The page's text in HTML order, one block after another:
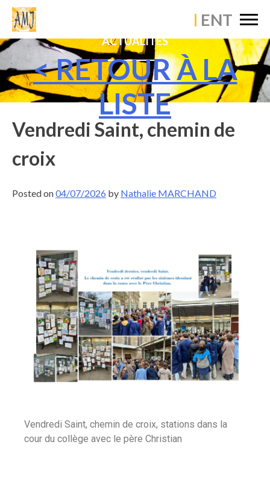
ACTUALITÉS
< RETOUR À LA
LISTE
×
ÉTABLISSEMENT
VIE PASTORALE
VIE PÉDAGOGIQUE
VIE SCOLAIRE
CONTACT
Vendredi Saint, chemin de
croix
Posted on04/07/2026 by Nathalie MARCHAND
Vendredi Saint, chemin de croix, stations dans la
cour du collège avec le père Christian